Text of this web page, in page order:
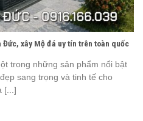
Đức, xây Mộ đá uy tín trên toàn quốc
trong những sản phẩm nổi bật
sang trọng và tinh tế cho
[...]